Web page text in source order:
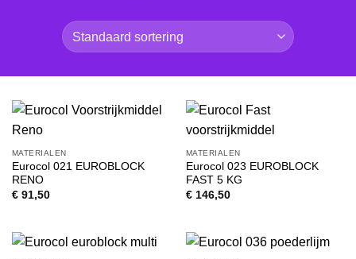
MATERIALEN
Eurocol 021 EUROBLOCK
RENO
€91,50
MATERIALEN
Eurocol 023 EUROBLOCK
FAST 5 KG
€146,50